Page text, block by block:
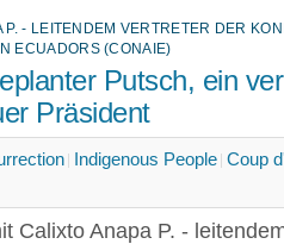
P. - LEITENDEM VERTRETER DER
ECUADORS (CONAIE)
Putsch, ein
Präsident
Indigenous People Coup
Calixto Anapa P. -